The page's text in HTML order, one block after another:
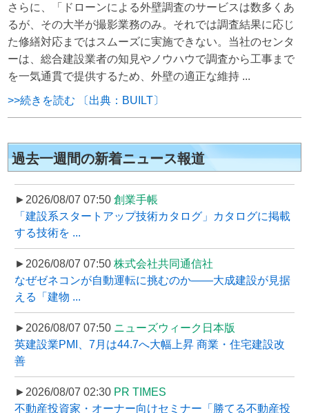
さらに、「ドローンによる外壁調査のサービスは数多くあ
るが、その大半が撮影業務のみ。それでは調査結果に応じ
た修繕対応まではスムーズに実施できない。当社のセンタ
ーは、総合建設業者の知見やノウハウで調査から工事まで
を一気通貫で提供するため、外壁の適正な維持 ...
>>続きを読む 〔出典：BUILT〕
過去一週間の新着ニュース報道
►2026/08/07 07:50 創業手帳
「建設系スタートアップ技術カタログ」カタログに掲載
する技術を ...
►2026/08/07 07:50 株式会社共同通信社
なぜゼネコンが自動運転に挑むのか――大成建設が見据
える「建物 ...
►2026/08/07 07:50 ニューズウィーク日本版
英建設業PMI、7月は44.7へ大幅上昇 商業・住宅建設改
善
►2026/08/07 02:30 PR TIMES
不動産投資家・オーナー向けセミナー「勝てる不動産投